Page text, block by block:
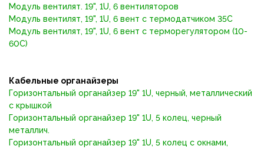
Модуль вентилят. 19", 1U, 6 вентиляторов
Модуль вентилят, 19", 1U, 6 вент с термодатчиком 35C
Модуль вентилят, 19", 1U, 6 вент с терморегулятором (10-
60C)
Кабельные органайзеры
Горизонтальный органайзер 19" 1U, черный, металлический
с крышкой
Горизонтальный органайзер 19" 1U, 5 колец, черный
металлич.
Горизонтальный органайзер 19" 1U, 5 колец с окнами,